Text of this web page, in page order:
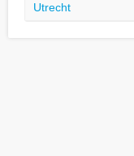
Utrecht